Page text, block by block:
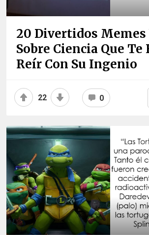
20 Divertidos Memes
Sobre Ciencia Que Te
Reír Con Su Ingenio
22 0